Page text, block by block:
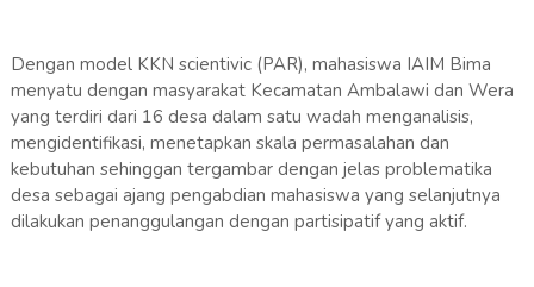
Dengan model KKN scientivic (PAR), mahasiswa IAIM Bima
menyatu dengan masyarakat Kecamatan Ambalawi dan Wera
yang terdiri dari 16 desa dalam satu wadah menganalisis,
mengidentifikasi, menetapkan skala permasalahan dan
kebutuhan sehinggan tergambar dengan jelas problematika
desa sebagai ajang pengabdian mahasiswa yang selanjutnya
dilakukan penanggulangan dengan partisipatif yang aktif.